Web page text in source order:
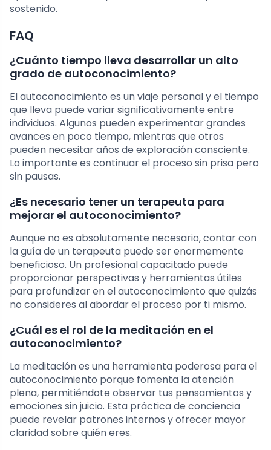
sostenido.
FAQ
¿Cuánto tiempo lleva desarrollar un alto
grado de autoconocimiento?
El autoconocimiento es un viaje personal y el tiempo
que lleva puede variar significativamente entre
individuos. Algunos pueden experimentar grandes
avances en poco tiempo, mientras que otros
pueden necesitar años de exploración consciente.
Lo importante es continuar el proceso sin prisa pero
sin pausas.
¿Es necesario tener un terapeuta para
mejorar el autoconocimiento?
Aunque no es absolutamente necesario, contar con
la guía de un terapeuta puede ser enormemente
beneficioso. Un profesional capacitado puede
proporcionar perspectivas y herramientas útiles
para profundizar en el autoconocimiento que quizás
no consideres al abordar el proceso por ti mismo.
¿Cuál es el rol de la meditación en el
autoconocimiento?
La meditación es una herramienta poderosa para el
autoconocimiento porque fomenta la atención
plena, permitiéndote observar tus pensamientos y
emociones sin juicio. Esta práctica de conciencia
puede revelar patrones internos y ofrecer mayor
claridad sobre quién eres.